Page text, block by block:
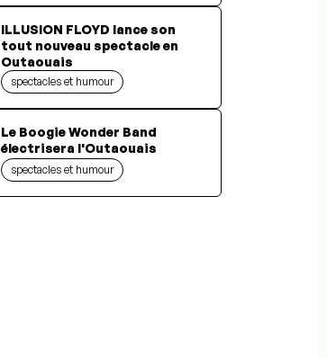
ILLUSION FLOYD lance son
tout nouveau spectacle en
Outaouais
spectacles et humour
Le Boogie Wonder Band
électrisera l'Outaouais
spectacles et humour